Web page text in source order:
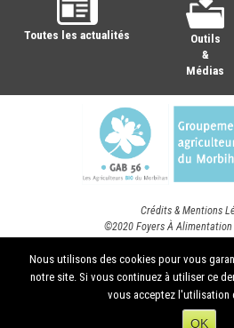
Toutes les actualités
Outils
&
Médias
Crédits & Mentions
©2020 Foyers À Alimentation
Nous utilisons des cookies pour vous
notre site. Si vous continuez à utiliser ce
vous acceptez l'utilisation
OK